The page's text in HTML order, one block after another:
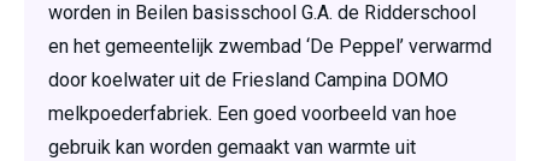
worden in Beilen basisschool G.A. de Ridderschool
en het gemeentelijk zwembad ‘De Peppel’ verwarmd
door koelwater uit de Friesland Campina DOMO
melkpoederfabriek. Een goed voorbeeld van hoe
gebruik kan worden gemaakt van warmte uit